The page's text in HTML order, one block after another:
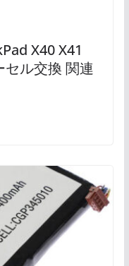
X40 X41
セル交換 関連